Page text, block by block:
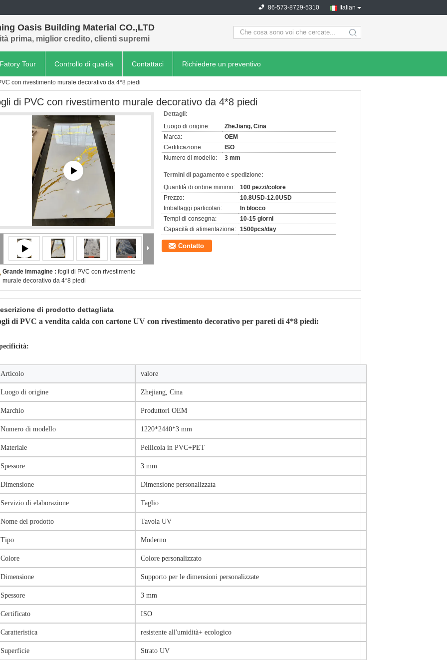
Italian
86-573-8729-5310
Oasis Building Material CO.,LTD
prima, miglior credito, clienti supremi search
Fatory Tour Controllo di qualità Contattaci Richiedere un preventivo
con rivestimento murale decorativo da 4*8 piedi
di PVC con rivestimento murale decorativo da 4*8 piedi
Grande immagine : fogli di PVC con rivestimento
murale decorativo da 4*8 piedi
Dettagli:
Luogo di origine:
ZheJiang, Cina
Marca:
OEM
Certificazione:
ISO
Numero di modello:
3 mm
Termini di pagamento e spedizione:
Quantità di ordine minimo:
100 pezzi/colore
Prezzo:
10.8USD-12.0USD
Imballaggi particolari:
In blocco
Tempi di consegna:
10-15 giorni
Capacità di alimentazione: 1500pcs/day
Contatto
di prodotto dettagliata
di PVC a vendita calda con cartone UV con rivestimento decorativo per pareti di 4*8 piedi:
Articolo valore
Luogo di origine Zhejiang, Cina
Marchio Produttori OEM
Numero di modello 1220*2440*3 mm
Materiale Pellicola in PVC+PET
Spessore 3 mm
Dimensione Dimensione personalizzata
Servizio di elaborazione Taglio
Nome del prodotto Tavola UV
Tipo Moderno
Colore Colore personalizzato
Dimensione Supporto per le dimensioni personalizzate
Spessore 3 mm
Certificato ISO
Caratteristica resistente all'umidità+ ecologico
Superficie Strato UV